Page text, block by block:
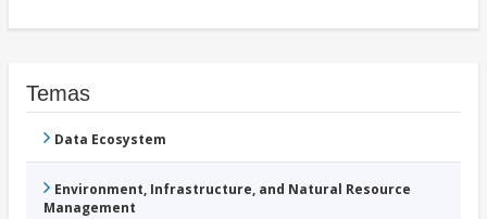
Temas
Data Ecosystem
Environment, Infrastructure, and Natural Resource
Management